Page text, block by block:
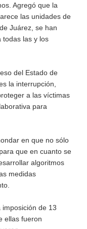
Agregó que la
las unidades de
Juárez, se han
todas las y los
del Estado de
la interrupción,
a las víctimas
para
en que no sólo
que en cuanto se
algoritmos
medidas
de 13
ellas fueron